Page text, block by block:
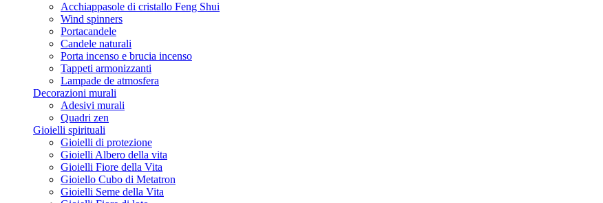
Acchiappasole di cristallo Feng Shui
Wind spinners
Portacandele
Candele naturali
Porta incenso e brucia incenso
Tappeti armonizzanti
Lampade de atmosfera
Decorazioni murali
Adesivi murali
Quadri zen
Gioielli spirituali
Gioielli di protezione
Gioielli Albero della vita
Gioielli Fiore della Vita
Gioiello Cubo di Metatron
Gioielli Seme della Vita